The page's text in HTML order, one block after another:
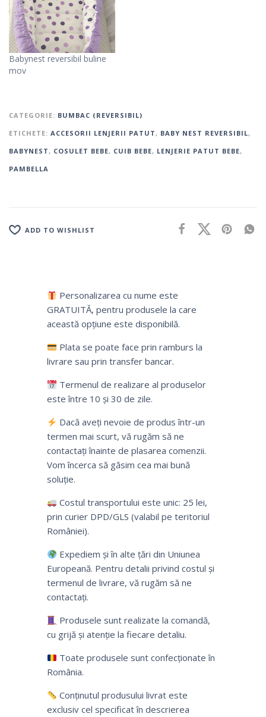
Babynest reversibil buline
mov
CATEGORIE: BUMBAC (REVERSIBIL)
ETICHETE: ACCESORII LENJERII PATUT, BABY NEST REVERSIBIL,
BABYNEST, COSULET BEBE, CUIB BEBE, LENJERIE PATUT BEBE,
PAMBELLA
ADD TO WISHLIST
Personalizarea cu nume este
GRATUITĂ, pentru produsele la care
această opțiune este disponibilă.
Plata se poate face prin ramburs la
livrare sau prin transfer bancar.
Termenul de realizare al produselor
este între 10 și 30 de zile.
Dacă aveți nevoie de produs într-un
termen mai scurt, vă rugăm să ne
contactați înainte de plasarea comenzii.
Vom încerca să găsim cea mai bună
soluție.
Costul transportului este unic: 25 lei,
prin curier DPD/GLS (valabil pe teritoriul
României).
Expediem și în alte țări din Uniunea
Europeană. Pentru detalii privind costul și
termenul de livrare, vă rugăm să ne
contactați.
Produsele sunt realizate la comandă,
cu grijă și atenție la fiecare detaliu.
Toate produsele sunt confecționate în
România.
Conținutul produsului livrat este
exclusiv cel specificat în descrierea